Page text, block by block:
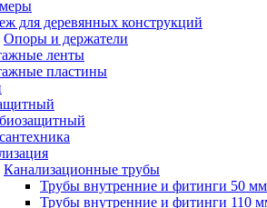
для деревянных конструкций
Опоры и держатели
ленты
пластины
Канализационные трубы
Трубы внутренние и фитинги 50 мм
Трубы внутренние и фитинги 110